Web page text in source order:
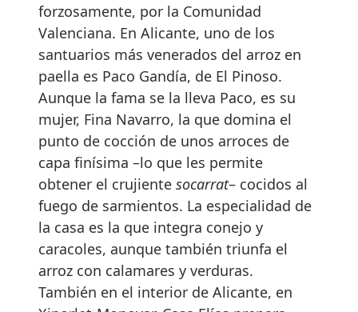
forzosamente, por la Comunidad
Valenciana. En Alicante, uno de los
santuarios más venerados del arroz en
paella es Paco Gandía, de El Pinoso.
Aunque la fama se la lleva Paco, es su
mujer, Fina Navarro, la que domina el
punto de cocción de unos arroces de
capa finísima –lo que les permite
obtener el crujiente socarrat– cocidos al
fuego de sarmientos. La especialidad de
la casa es la que integra conejo y
caracoles, aunque también triunfa el
arroz con calamares y verduras.
También en el interior de Alicante, en